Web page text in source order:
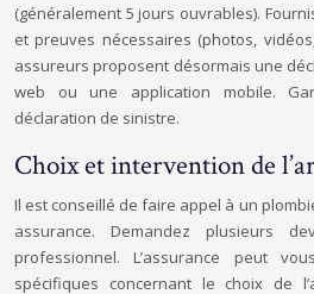
(généralement 5 jours ouvrables).
et preuves nécessaires (photos,
assureurs proposent désormais une
web ou une application mobile.
déclaration de sinistre.
Choix et intervention de
Il est conseillé de faire appel à un
assurance. Demandez plusieurs
professionnel. L’assurance peut
spécifiques concernant le choix de